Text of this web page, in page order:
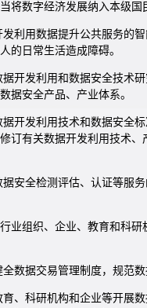
将数字经济发展纳入本级
利用数据提升公共服务的
的日常生活造成障碍。
开发利用和数据安全技术
据安全产品、产业体系。
开发利用技术和数据安全
订有关数据开发利用技术
安全检测评估、认证等服
业组织、企业、教育和科
数据交易管理制度，规范
、科研机构和企业等开展